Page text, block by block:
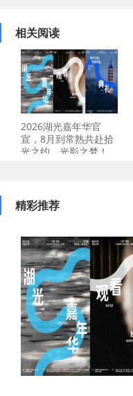
相关阅读
2026湖光嘉年华官
宣，8月到常熟共赴拾
光之约、光影之梦！
精彩推荐